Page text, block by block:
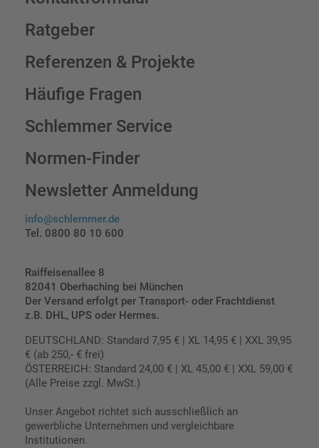
Ratgeber
Referenzen & Projekte
Häufige Fragen
Schlemmer Service
Normen-Finder
Newsletter Anmeldung
info@schlemmer.de
Tel. 0800 80 10 600
Raiffeisenallee 8
82041 Oberhaching bei München
Der Versand erfolgt per Transport- oder Frachtdienst
z.B. DHL, UPS oder Hermes.
DEUTSCHLAND: Standard 7,95 € | XL 14,95 € | XXL 39,95
€ (ab 250,- € frei)
ÖSTERREICH: Standard 24,00 € | XL 45,00 € | XXL 59,00 €
(Alle Preise zzgl. MwSt.)
Unser Angebot richtet sich ausschließlich an
gewerbliche Unternehmen und vergleichbare
Institutionen.